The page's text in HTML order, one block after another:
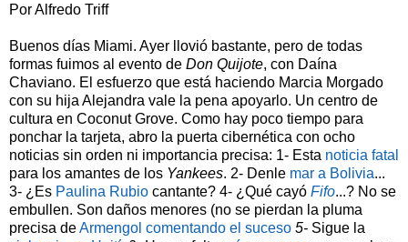
Por Alfredo Triff
Buenos días Miami. Ayer llovió bastante, pero de todas
formas fuimos al evento de Don Quijote, con Daína
Chaviano. El esfuerzo que está haciendo Marcia Morgado
con su hija Alejandra vale la pena apoyarlo. Un centro de
cultura en Coconut Grove. Como hay poco tiempo para
ponchar la tarjeta, abro la puerta cibernética con ocho
noticias sin orden ni importancia precisa: 1- Esta noticia fatal
para los amantes de los Yankees. 2- Denle mar a Bolivia...
3- ¿Es Paulina Rubio cantante? 4- ¿Qué cayó Fifo...? No se
embullen. Son daños menores (no se pierdan la pluma
precisa deArmengol comentando el suceso 5- Sigue la